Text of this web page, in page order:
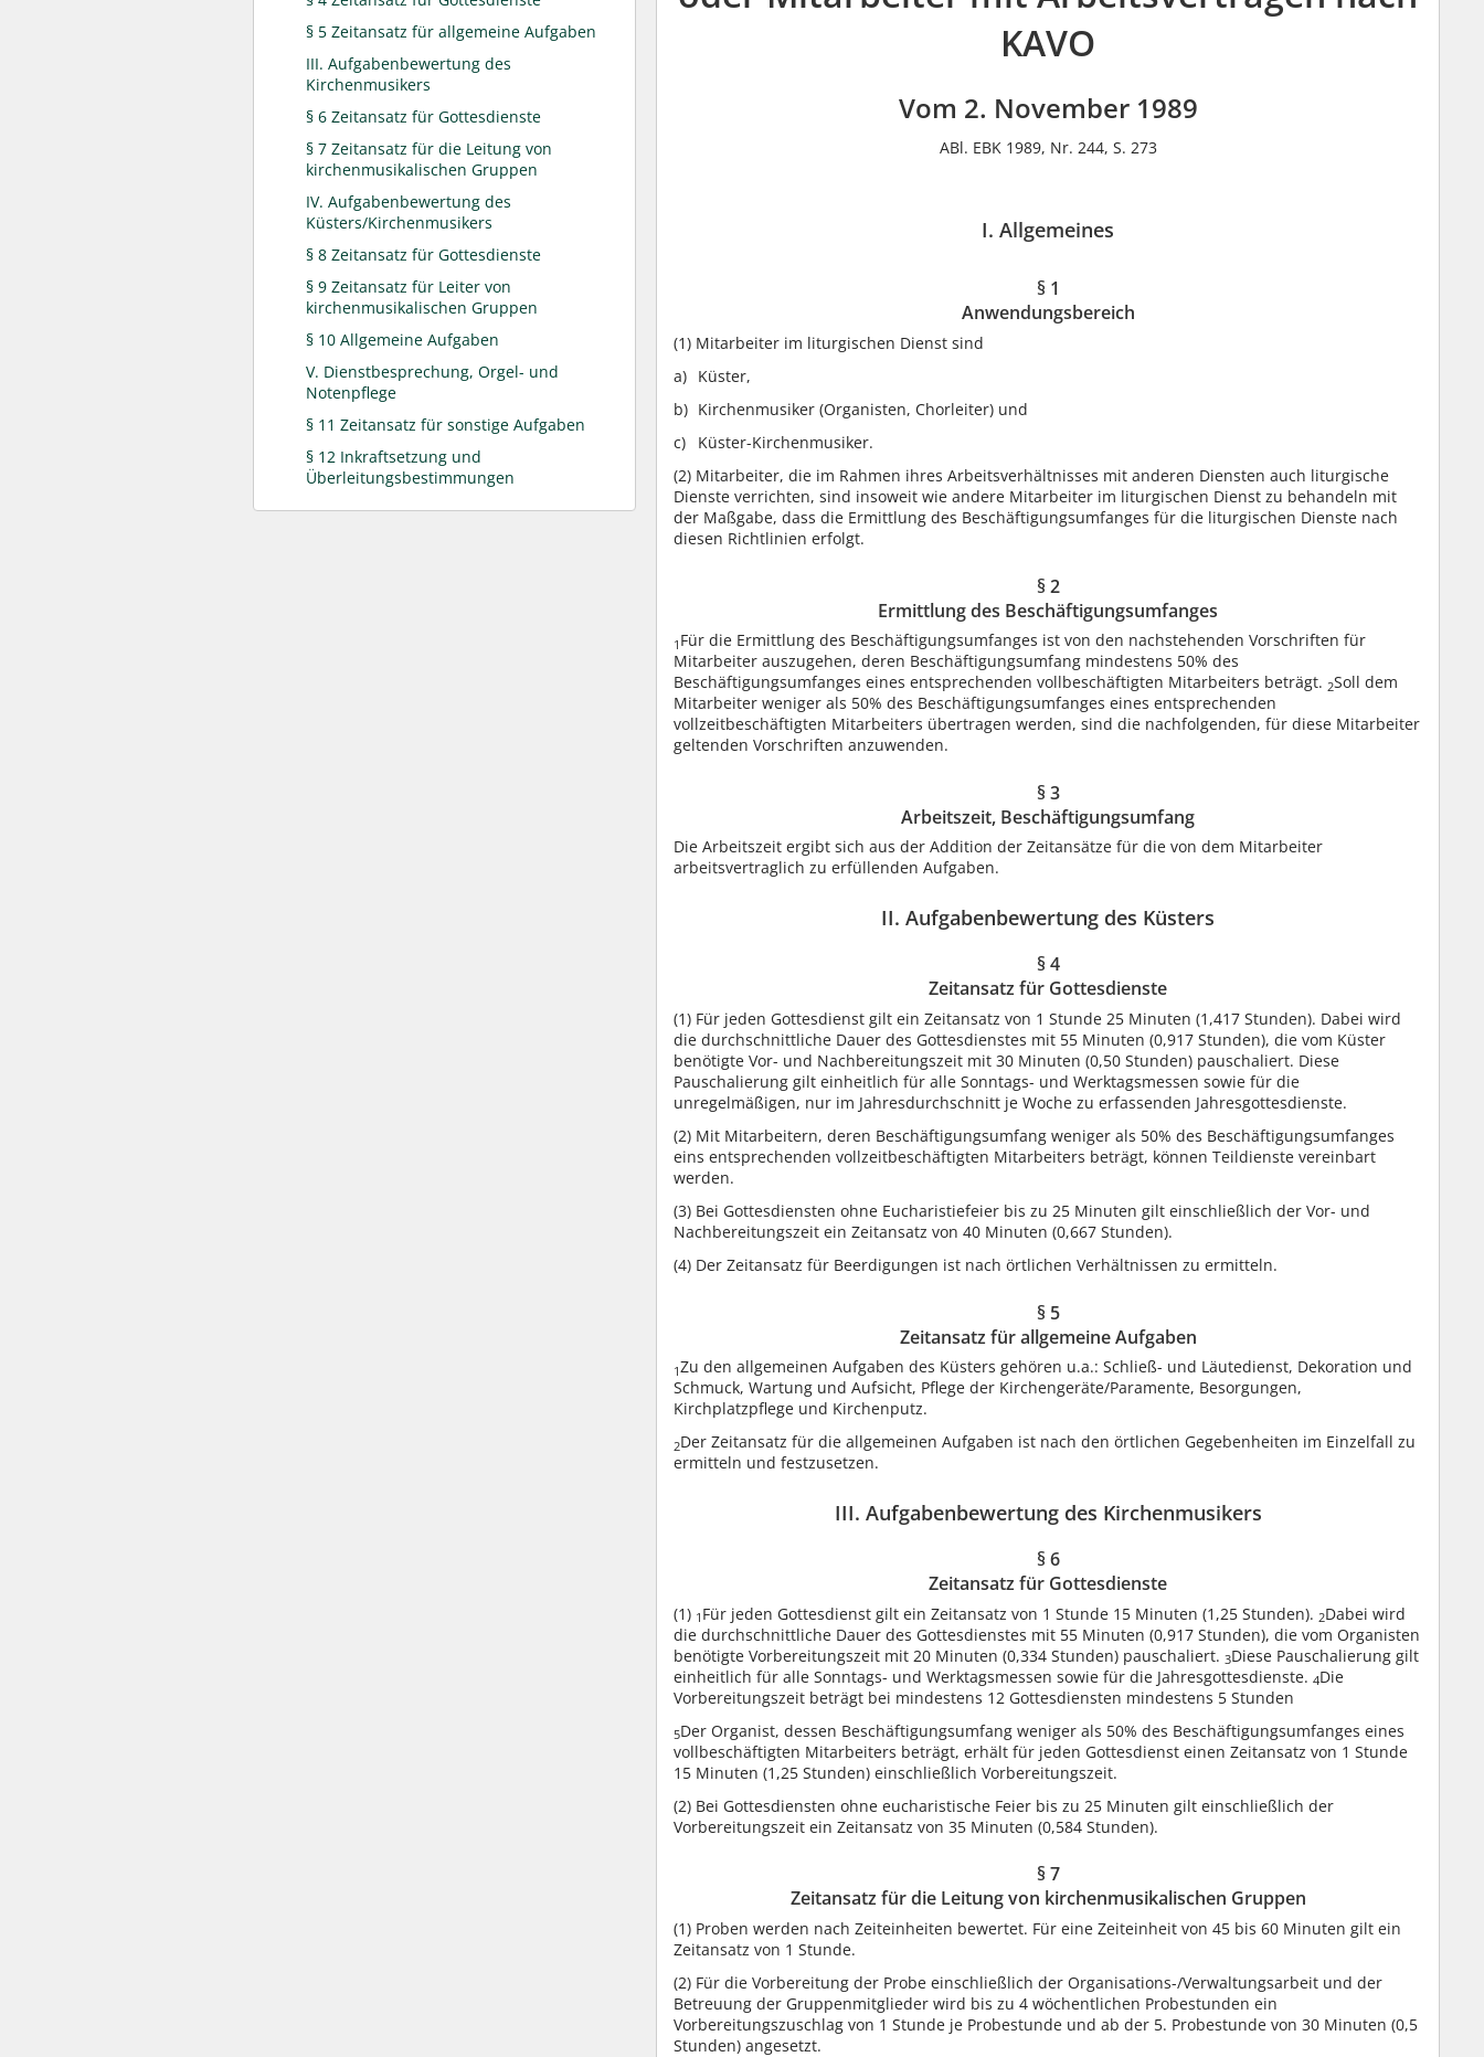
§ 5 Zeitansatz für allgemeine Aufgaben
III. Aufgabenbewertung des
Kirchenmusikers
§ 6 Zeitansatz für Gottesdienste
§ 7 Zeitansatz für die Leitung von
kirchenmusikalischen Gruppen
IV. Aufgabenbewertung des
Küsters/Kirchenmusikers
§ 8 Zeitansatz für Gottesdienste
§ 9 Zeitansatz für Leiter von
kirchenmusikalischen Gruppen
§ 10 Allgemeine Aufgaben
V. Dienstbesprechung, Orgel- und
Notenpflege
§ 11 Zeitansatz für sonstige Aufgaben
§ 12 Inkraftsetzung und
Überleitungsbestimmungen
KAVO
Vom 2. November 1989
ABl. EBK 1989, Nr. 244, S. 273
I. Allgemeines
§ 1
Anwendungsbereich
(1) Mitarbeiter im liturgischen Dienst sind
Küster,
Kirchenmusiker (Organisten, Chorleiter) und
Küster-Kirchenmusiker.
(2) Mitarbeiter, die im Rahmen ihres Arbeitsverhältnisses mit anderen Diensten auch liturgische
Dienste verrichten, sind insoweit wie andere Mitarbeiter im liturgischen Dienst zu behandeln mit
der Maßgabe, dass die Ermittlung des Beschäftigungsumfanges für die liturgischen Dienste nach
diesen Richtlinien erfolgt.
§ 2
Ermittlung des Beschäftigungsumfanges
1 Für die Ermittlung des Beschäftigungsumfanges ist von den nachstehenden Vorschriften für
Mitarbeiter auszugehen, deren Beschäftigungsumfang mindestens 50% des
Beschäftigungsumfanges eines entsprechenden vollbeschäftigten Mitarbeiters beträgt. 2Soll dem
Mitarbeiter weniger als 50% des Beschäftigungsumfanges eines entsprechenden
vollzeitbeschäftigten Mitarbeiters übertragen werden, sind die nachfolgenden, für diese Mitarbeiter
geltenden Vorschriften anzuwenden.
§ 3
Arbeitszeit, Beschäftigungsumfang
Die Arbeitszeit ergibt sich aus der Addition der Zeitansätze für die von dem Mitarbeiter
arbeitsvertraglich zu erfüllenden Aufgaben.
II. Aufgabenbewertung des Küsters
§ 4
Zeitansatz für Gottesdienste
(1) Für jeden Gottesdienst gilt ein Zeitansatz von 1 Stunde 25 Minuten (1,417 Stunden). Dabei wird
die durchschnittliche Dauer des Gottesdienstes mit 55 Minuten (0,917 Stunden), die vom Küster
benötigte Vor- und Nachbereitungszeit mit 30 Minuten (0,50 Stunden) pauschaliert. Diese
Pauschalierung gilt einheitlich für alle Sonntags- und Werktagsmessen sowie für die
unregelmäßigen, nur im Jahresdurchschnitt je Woche zu erfassenden Jahresgottesdienste.
(2) Mit Mitarbeitern, deren Beschäftigungsumfang weniger als 50% des Beschäftigungsumfanges
eins entsprechenden vollzeitbeschäftigten Mitarbeiters beträgt, können Teildienste vereinbart
werden.
(3) Bei Gottesdiensten ohne Eucharistiefeier bis zu 25 Minuten gilt einschließlich der Vor- und
Nachbereitungszeit ein Zeitansatz von 40 Minuten (0,667 Stunden).
(4) Der Zeitansatz für Beerdigungen ist nach örtlichen Verhältnissen zu ermitteln.
§ 5
Zeitansatz für allgemeine Aufgaben
1Zu den allgemeinen Aufgaben des Küsters gehören u.a.: Schließ- und Läutedienst, Dekoration und
Schmuck, Wartung und Aufsicht, Pflege der Kirchengeräte/Paramente, Besorgungen,
Kirchplatzpflege und Kirchenputz.
2Der Zeitansatz für die allgemeinen Aufgaben ist nach den örtlichen Gegebenheiten im Einzelfall zu
ermitteln und festzusetzen.
III. Aufgabenbewertung des Kirchenmusikers
§ 6
Zeitansatz für Gottesdienste
(1) 1 Für jeden Gottesdienst gilt ein Zeitansatz von 1 Stunde 15 Minuten (1,25 Stunden). 2Dabei wird
die durchschnittliche Dauer des Gottesdienstes mit 55 Minuten (0,917 Stunden), die vom Organisten
benötigte Vorbereitungszeit mit 20 Minuten (0,334 Stunden) pauschaliert. 3Diese Pauschalierung gilt
einheitlich für alle Sonntags- und Werktagsmessen sowie für die Jahresgottesdienste. 4Die
Vorbereitungszeit beträgt bei mindestens 12 Gottesdiensten mindestens 5 Stunden
5Der Organist, dessen Beschäftigungsumfang weniger als 50% des Beschäftigungsumfanges eines
vollbeschäftigten Mitarbeiters beträgt, erhält für jeden Gottesdienst einen Zeitansatz von 1 Stunde
15 Minuten (1,25 Stunden) einschließlich Vorbereitungszeit.
(2) Bei Gottesdiensten ohne eucharistische Feier bis zu 25 Minuten gilt einschließlich der
Vorbereitungszeit ein Zeitansatz von 35 Minuten (0,584 Stunden).
§ 7
Zeitansatz für die Leitung von kirchenmusikalischen Gruppen
(1) Proben werden nach Zeiteinheiten bewertet. Für eine Zeiteinheit von 45 bis 60 Minuten gilt ein
Zeitansatz von 1 Stunde.
(2) Für die Vorbereitung der Probe einschließlich der Organisations-/Verwaltungsarbeit und der
Betreuung der Gruppenmitglieder wird bis zu 4 wöchentlichen Probestunden ein
Vorbereitungszuschlag von 1 Stunde je Probestunde und ab der 5. Probestunde von 30 Minuten (0,5
Stunden) angesetzt.